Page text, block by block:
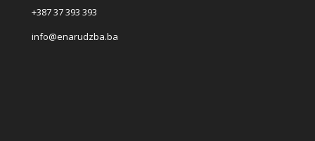
+387 37 393 393
info@enarudzba.ba